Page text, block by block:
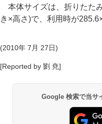
本体サイズは、折りたた
き×高さ)で、利用時が
(2010年 7月 27日)
[Reported by 劉 尭]
Google 検索で当サ